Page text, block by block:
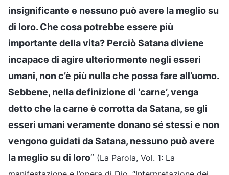
insignificante e nessuno può avere la meglio su
di loro. Che cosa potrebbe essere più
importante della vita? Perciò Satana diviene
incapace di agire ulteriormente negli esseri
umani, non c’è più nulla che possa fare all’uomo.
Sebbene, nella definizione di ‘carne’, venga
detto che la carne è corrotta da Satana, se gli
esseri umani veramente donano sé stessi e non
vengono guidati da Satana, nessuno può avere
la meglio su di loro” (La Parola, Vol. 1: La